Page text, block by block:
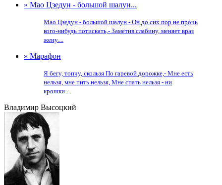
» Мао Цзедун - большой шалун...
Мао Цзедун - большой шалун - Он до сих пор не прочь
кого-нибудь потискать,- Заметив слабину, меняет враз
жену....
» Марафон
Я бегу, топчу, скользя По гаревой дорожке,- Мне есть
нельзя, мне пить нельзя, Мне спать нельзя - ни
крошки....
Владимир Высоцкий